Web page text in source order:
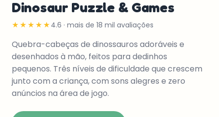
Dinosaur Puzzle & Games
★★★★★ 4.6 · mais de 18 mil avaliações
Quebra-cabeças de dinossauros adoráveis e
desenhados à mão, feitos para dedinhos
pequenos. Três níveis de dificuldade que crescem
junto com a criança, com sons alegres e zero
anúncios na área de jogo.